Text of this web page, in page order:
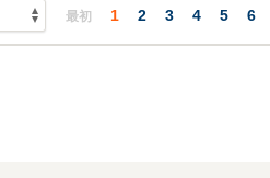
最初 1 2 3 4 5 6